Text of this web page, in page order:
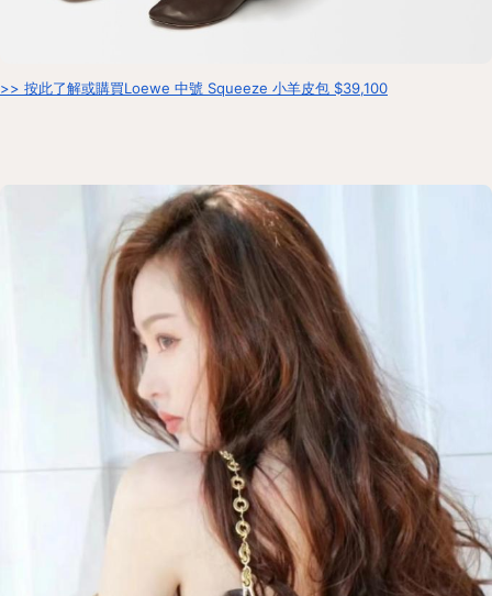
>> 按此了解或購買Loewe 中號 Squeeze 小羊皮包 $39,100